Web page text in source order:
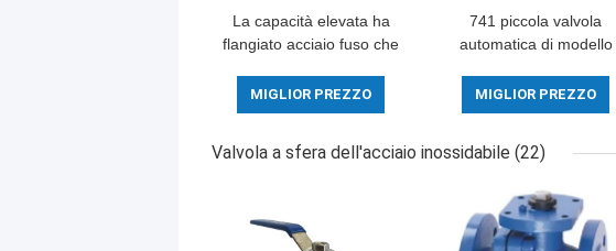
La capacità elevata ha
flangiato acciaio fuso che
la resistenza della
corrosione durevole ha
secchio
MIGLIOR PREZZO
741 piccola valvola
automatica di modello
progettazione
completamente sigillata
300 gradi
MIGLIOR PREZZO
Valvola a sfera dell'acciaio inossidabile (22)